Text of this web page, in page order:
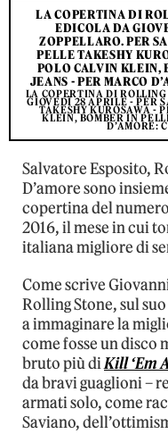
LA COPERTINA DI
EDICOLA DA
ZOPPELLARO. PER
PELLE TAKESHY
POLO CALVIN KLEIN,
JEANS - PER MARCO
LA COPERTINA DI
GIOVEDÌ 28 APRILE - PER
TAKESHY KUROSAWA -
KLEIN, BOMBER IN
D’AMORE:
Salvatore Esposito,
D’amore sono
copertina del
2016, il mese in cui
italiana migliore di
Come scrive
Rolling Stone, sul
a immaginare la
come fosse un disco
bruto più diKill ‘Em
da bravi guaglioni –
armati solo, come
Saviano,